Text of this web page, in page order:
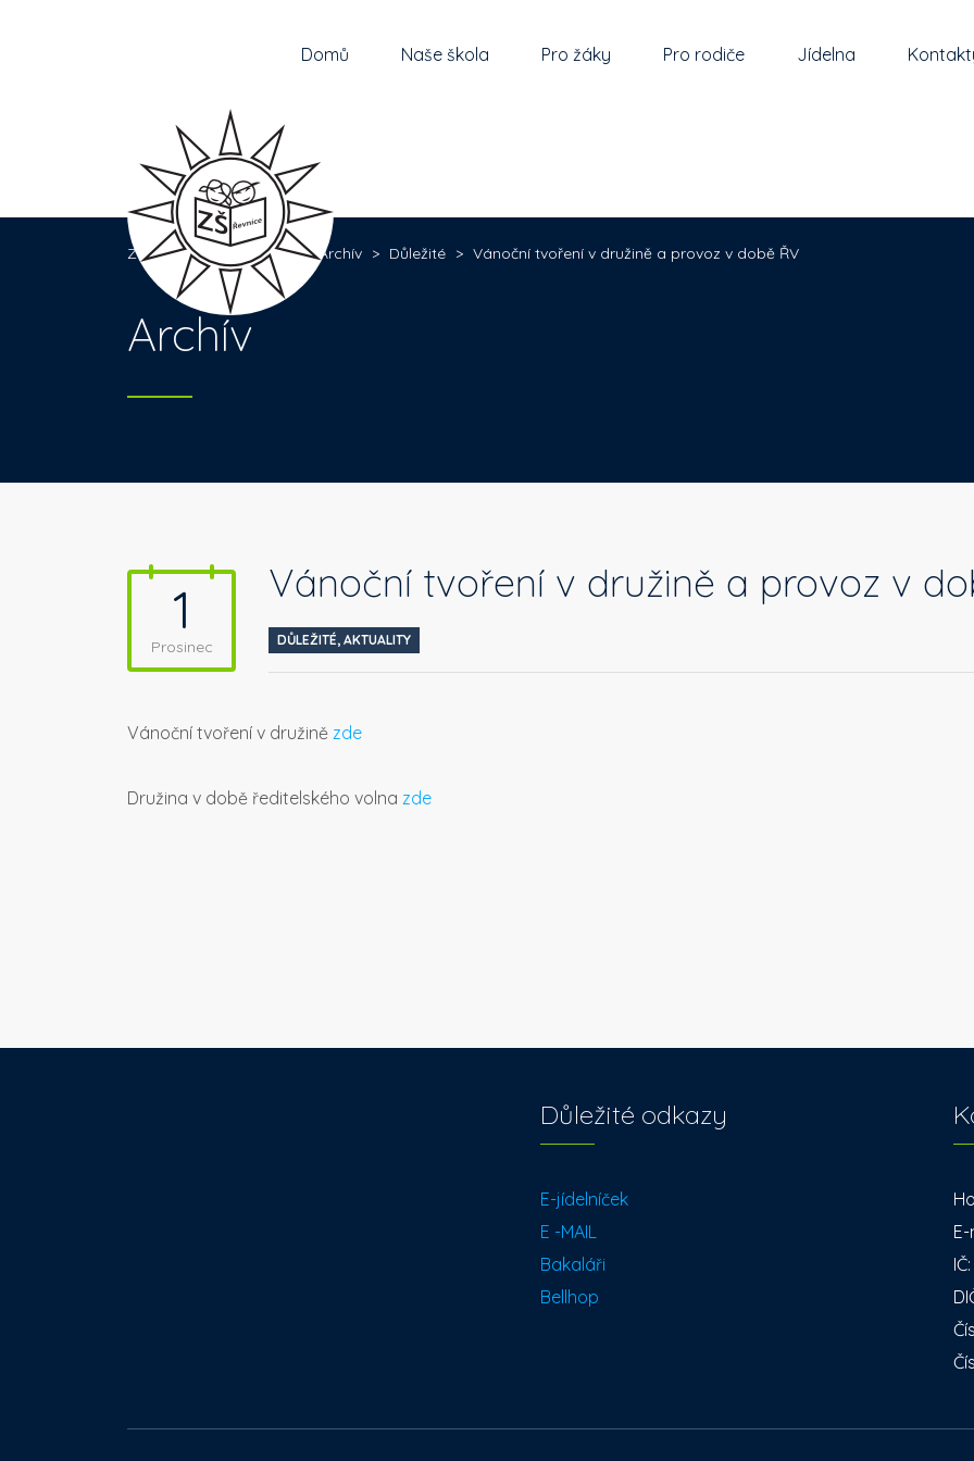
Domů Naše škola Pro žáky Pro rodiče Jídelna
Základní škola Řevnice > Archív > Důležité > Vánoční tvoření v družině a provoz v době ŘV
Archív
1
Prosinec
Vánoční tvoření v družině a provoz v
DŮLEŽITÉ, AKTUALITY
Vánoční tvoření v družině zde
Družina v době ředitelského volna zde
Důležité odkazy
E-jídelníček
E -MAIL
Bakaláři
Bellhop